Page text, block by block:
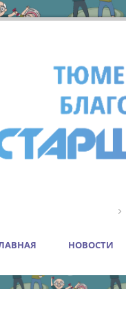
НОВОСТИ